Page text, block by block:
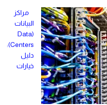
مراكز
البيانات
(Data
Centers):
دليل
خيارات